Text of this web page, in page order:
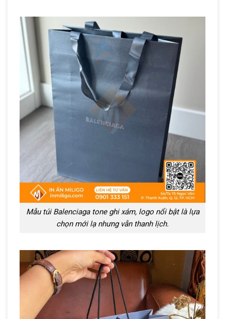
Mẫu túi Balenciaga tone ghi xám, logo nổi bật là lựa
chọn mới lạ nhưng vẫn thanh lịch.